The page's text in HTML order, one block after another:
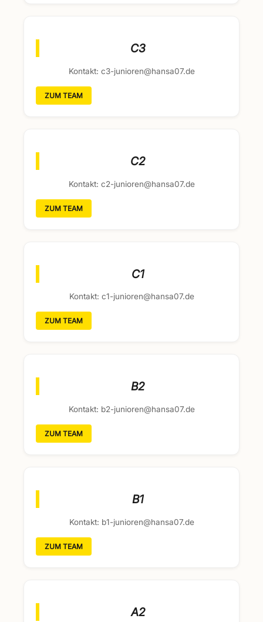
C3
Kontakt: c3-junioren@hansa07.de
ZUM TEAM
C2
Kontakt: c2-junioren@hansa07.de
ZUM TEAM
C1
Kontakt: c1-junioren@hansa07.de
ZUM TEAM
B2
Kontakt: b2-junioren@hansa07.de
ZUM TEAM
B1
Kontakt: b1-junioren@hansa07.de
ZUM TEAM
A2